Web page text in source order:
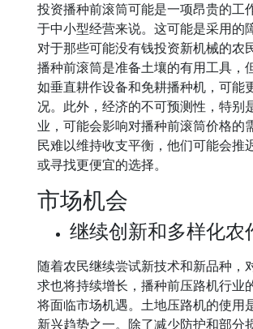
投资播种前滚筒可能是一项昂贵的工
于中小型经营来说。这可能是采用的
对于那些可能没有钱投资新机械的农
播种前滚筒是准备土壤的有用工具，
如垂直耕作设备和免耕播种机，可能
况。此外，经济的不可预测性，特别
业，可能会影响对播种前滚筒价格的
民难以维持收支平衡，他们可能会推
或寻找更便宜的选择。
市场机会
继续创新和多样化农
随着农民继续尝试新技术和新品种，
求也将持续增长，播种前压路机行业
将面临市场机遇。土地压路机的使用
新兴趋势之一。除了减少防护和部分